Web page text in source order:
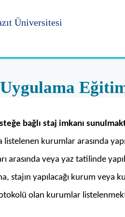
Üniversitesi
bağlı staj imkanı
listelenen kurumlar arasında
arasında veya yaz tatilinde
stajın yapılacağı kurum veya
olan kurumlar